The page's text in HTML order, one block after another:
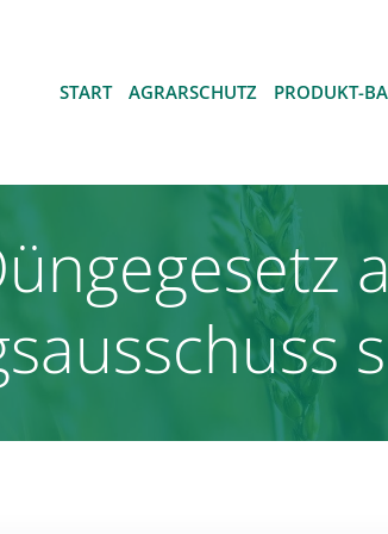
START AGRARSCHUTZ PRODUKT-